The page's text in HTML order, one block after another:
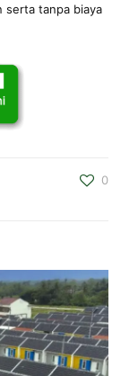
serta tanpa biaya
0